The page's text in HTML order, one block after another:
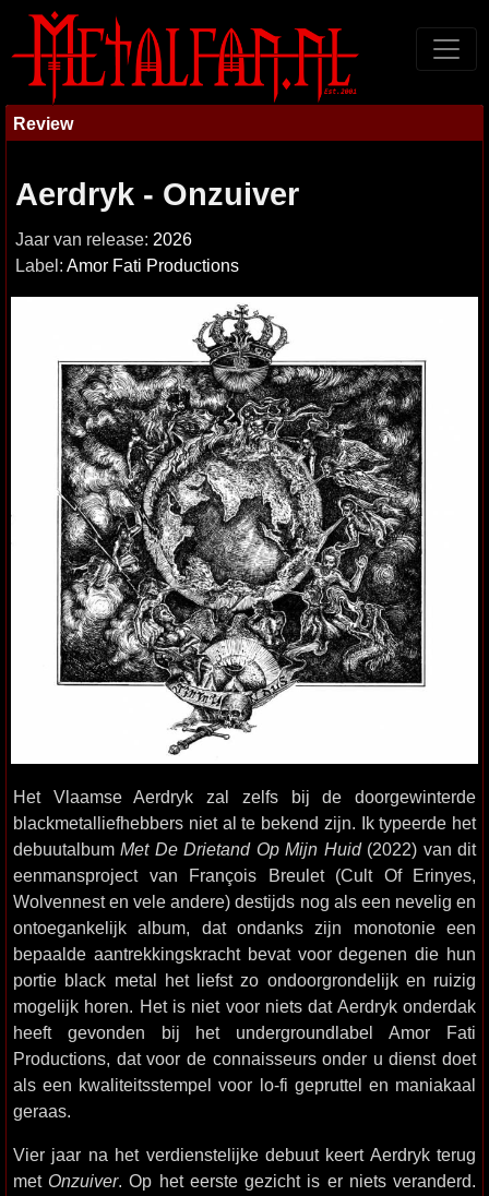
Review
Aerdryk - Onzuiver
Jaar van release: 2026
Label: Amor Fati Productions
Het Vlaamse Aerdryk zal zelfs bij de doorgewinterde
blackmetalliefhebbers niet al te bekend zijn. Ik typeerde het
debuutalbumMet De Drietand Op Mijn Huid(2022) van dit
eenmansproject van François Breulet (Cult Of Erinyes,
Wolvennest en vele andere) destijds nog als een nevelig en
ontoegankelijk album, dat ondanks zijn monotonie een
bepaalde aantrekkingskracht bevat voor degenen die hun
portie black metal het liefst zo ondoorgrondelijk en ruizig
mogelijk horen. Het is niet voor niets dat Aerdryk onderdak
heeft gevonden bij het undergroundlabel Amor Fati
Productions, dat voor de connaisseurs onder u dienst doet
als een kwaliteitsstempel voor lo-fi gepruttel en maniakaal
geraas.
Vier jaar na het verdienstelijke debuut keert Aerdryk terug
met Onzuiver. Op het eerste gezicht is er niets veranderd.